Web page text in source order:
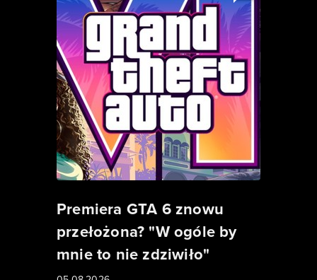
Premiera GTA 6 znowu
przełożona? "W ogóle by
mnie to nie zdziwiło"